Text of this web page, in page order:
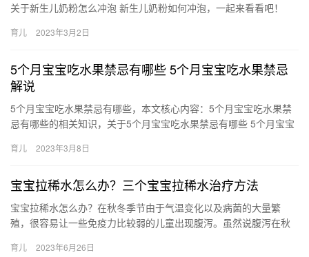
关于新生儿奶粉怎么冲泡 新生儿奶粉如何冲泡，一起来看看吧！
生…
育儿 2023年3月2日
5个月宝宝吃水果禁忌有哪些 5个月宝宝吃水果禁忌
解说
5个月宝宝吃水果禁忌有哪些，本文核心内容：5个月宝宝吃水果禁
忌有哪些的相关知识，关于5个月宝宝吃水果禁忌有哪些 5个月宝宝
育儿 2023年3月8日
宝宝拉稀水怎么办？三个宝宝拉稀水治疗方法
宝宝拉稀水怎么办？在秋冬季节由于气温变化以及病菌的大量繁
殖，很容易让一些免疫力比较弱的儿童出现腹泻。虽然说腹泻在秋
拉稀水…
育儿 2023年6月26日